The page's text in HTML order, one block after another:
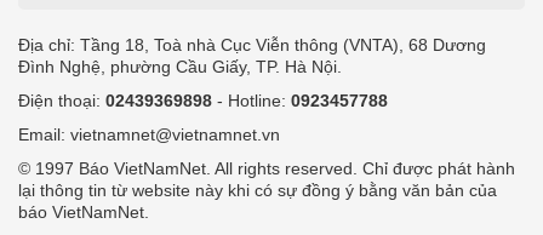
Địa chỉ: Tầng 18, Toà nhà Cục Viễn thông (VNTA), 68 Dương
Đình Nghệ, phường Cầu Giấy, TP. Hà Nội.
Điện thoại: 02439369898 - Hotline: 0923457788
Email: vietnamnet@vietnamnet.vn
© 1997 Báo VietNamNet. All rights reserved. Chỉ được phát hành
lại thông tin từ website này khi có sự đồng ý bằng văn bản của
báo VietNamNet.